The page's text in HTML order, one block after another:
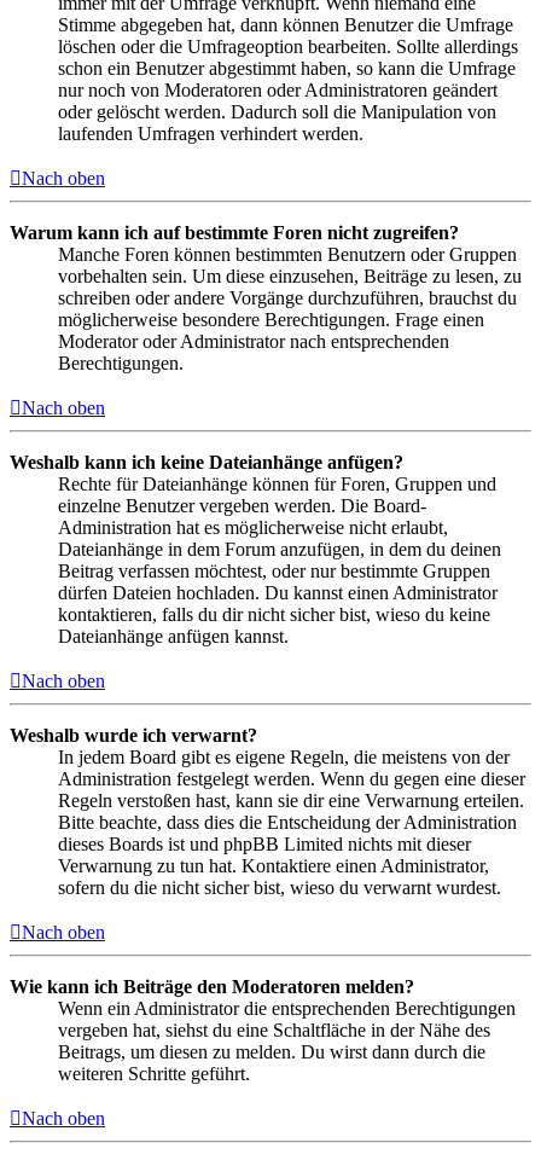
Stimme abgegeben hat, dann können Benutzer die Umfrage
löschen oder die Umfrageoption bearbeiten. Sollte allerdings
schon ein Benutzer abgestimmt haben, so kann die Umfrage
nur noch von Moderatoren oder Administratoren geändert
oder gelöscht werden. Dadurch soll die Manipulation von
laufenden Umfragen verhindert werden.
Nach oben
Warum kann ich auf bestimmte Foren nicht zugreifen?
Manche Foren können bestimmten Benutzern oder Gruppen
vorbehalten sein. Um diese einzusehen, Beiträge zu lesen, zu
schreiben oder andere Vorgänge durchzuführen, brauchst du
möglicherweise besondere Berechtigungen. Frage einen
Moderator oder Administrator nach entsprechenden
Berechtigungen.
Nach oben
Weshalb kann ich keine Dateianhänge anfügen?
Rechte für Dateianhänge können für Foren, Gruppen und
einzelne Benutzer vergeben werden. Die Board-
Administration hat es möglicherweise nicht erlaubt,
Dateianhänge in dem Forum anzufügen, in dem du deinen
Beitrag verfassen möchtest, oder nur bestimmte Gruppen
dürfen Dateien hochladen. Du kannst einen Administrator
kontaktieren, falls du dir nicht sicher bist, wieso du keine
Dateianhänge anfügen kannst.
Nach oben
Weshalb wurde ich verwarnt?
In jedem Board gibt es eigene Regeln, die meistens von der
Administration festgelegt werden. Wenn du gegen eine dieser
Regeln verstoßen hast, kann sie dir eine Verwarnung erteilen.
Bitte beachte, dass dies die Entscheidung der Administration
dieses Boards ist und phpBB Limited nichts mit dieser
Verwarnung zu tun hat. Kontaktiere einen Administrator,
sofern du die nicht sicher bist, wieso du verwarnt wurdest.
Nach oben
Wie kann ich Beiträge den Moderatoren melden?
Wenn ein Administrator die entsprechenden Berechtigungen
vergeben hat, siehst du eine Schaltfläche in der Nähe des
Beitrags, um diesen zu melden. Du wirst dann durch die
weiteren Schritte geführt.
Nach oben